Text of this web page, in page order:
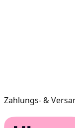
Zahlungs- &